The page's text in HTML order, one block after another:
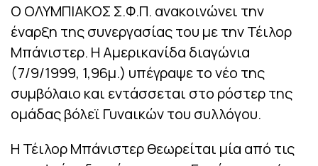
Ο ΟΛΥΜΠΙΑΚΟΣ Σ.Φ.Π. ανακοινώνει την
έναρξη της συνεργασίας του με την Τέιλορ
Μπάνιστερ. Η Αμερικανίδα διαγώνια
(7/9/1999, 1,96μ.) υπέγραψε το νέο της
συμβόλαιο και εντάσσεται στο ρόστερ της
ομάδας βόλεϊ Γυναικών του συλλόγου.
Η Τέιλορ Μπάνιστερ θεωρείται μία από τις